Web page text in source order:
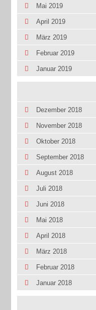
Mai 2019
April 2019
März 2019
Februar 2019
Januar 2019
Dezember 2018
November 2018
Oktober 2018
September 2018
August 2018
Juli 2018
Juni 2018
Mai 2018
April 2018
März 2018
Februar 2018
Januar 2018